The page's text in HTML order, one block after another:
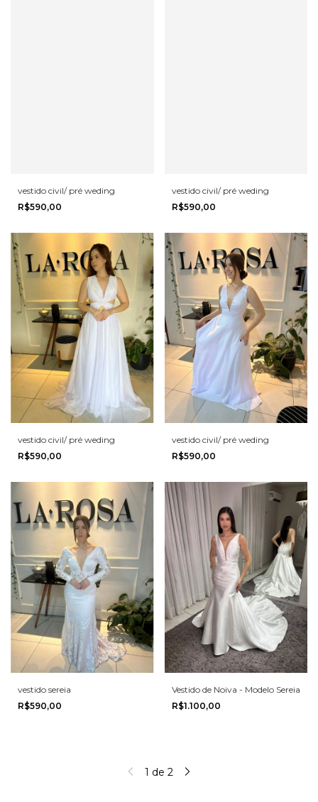
vestido civil/ pré weding
R$590,00
vestido civil/ pré weding
R$590,00
vestido civil/ pré weding
R$590,00
vestido civil/ pré weding
R$590,00
vestido sereia
R$590,00
Vestido de Noiva - Modelo Sereia
R$1.100,00
1 de 2